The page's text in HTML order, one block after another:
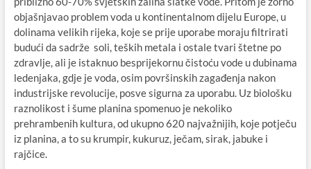
objašnjavao problem voda u kontinentalnom dijelu Europe, u
dolinama velikih rijeka, koje se prije uporabe moraju filtrirati
budući da sadrže soli, teških metala i ostale tvari štetne po
zdravlje, ali je istaknuo besprijekornu čistoću vode u dubinama
ledenjaka, gdje je voda, osim površinskih zagađenja nakon
industrijske revolucije, posve sigurna za uporabu. Uz biološku
raznolikost i šume planina spomenuo je nekoliko
prehrambenih kultura, od ukupno 620 najvažnijih, koje potječu
iz planina, a to su krumpir, kukuruz, ječam, sirak, jabuke i
rajčice.